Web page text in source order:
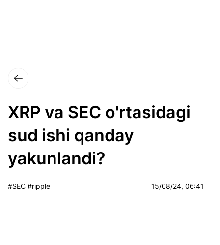
XRP va SEC o'rtasidagi
sud ishi qanday
yakunlandi?
#SEC #ripple 15/08/24, 06:41